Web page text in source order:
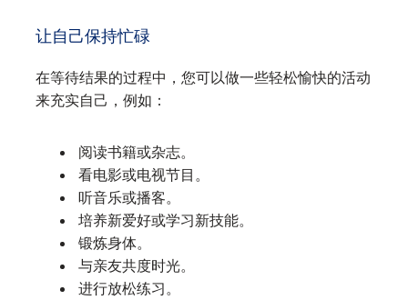
让自己保持忙碌
在等待结果的过程中，您可以做一些轻松愉快的活动
来充实自己，例如：
阅读书籍或杂志。
看电影或电视节目。
听音乐或播客。
培养新爱好或学习新技能。
锻炼身体。
与亲友共度时光。
进行放松练习。